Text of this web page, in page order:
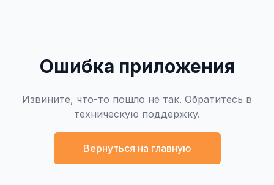
Ошибка приложения
Извините, что-то пошло не так. Обратитесь в
техническую поддержку.
Вернуться на главную